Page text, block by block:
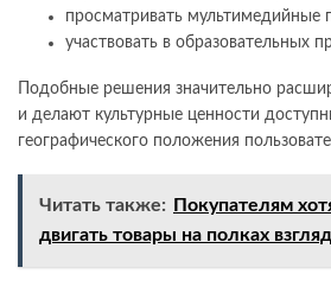
просматривать мультимедийные
участвовать в образовательных
Подобные решения значительно
и делают культурные ценности
географического положения
Читать также:
Покупателям
двигать товары на полках